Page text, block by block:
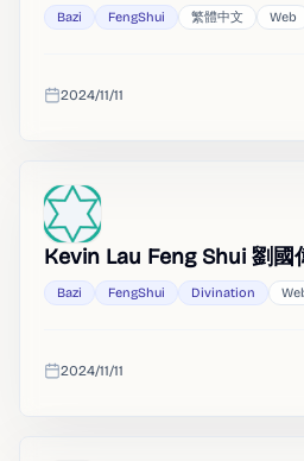
Bazi FengShui 繁體中文 Web
Added
2024/11/11
Kevin Lau Feng Shui 劉國
Bazi FengShui Divination
Added
2024/11/11